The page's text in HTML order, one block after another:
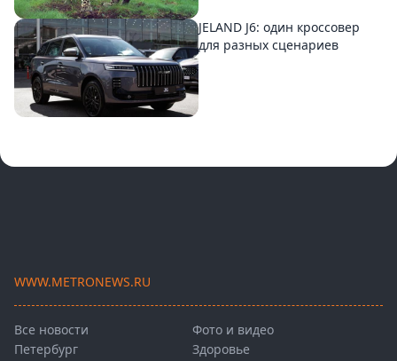
JELAND J6: один кроссовер
для разных сценариев
WWW.METRONEWS.RU
Все новости
Петербург
Фото и видео
Здоровье